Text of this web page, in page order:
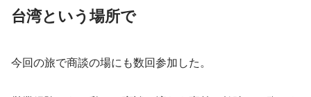
台湾という場所で
今回の旅で商談の場にも数回参加した。